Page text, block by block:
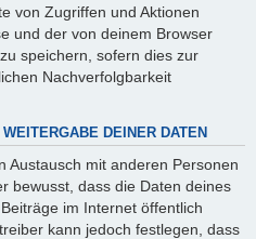
von Zugriffen und Aktionen
und der von deinem Browser
speichern, sofern dies zur
Nachverfolgbarkeit
DEINER DATEN
Austausch mit anderen Personen
bewusst, dass die Daten deines
im Internet öffentlich
kann jedoch festlegen, dass